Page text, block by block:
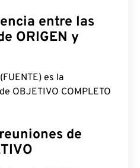
entre las
ORIGEN y
es la
OBJETIVO COMPLETO
de